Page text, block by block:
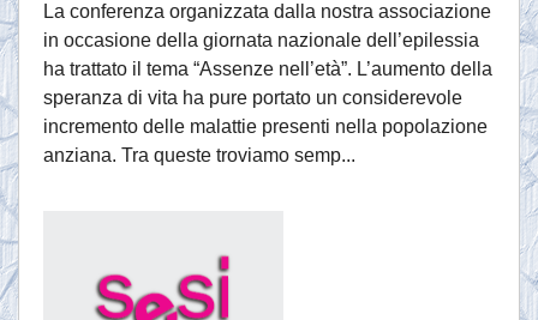
La conferenza organizzata dalla nostra associazione
in occasione della giornata nazionale dell’epilessia
ha trattato il tema “Assenze nell’età”. L’aumento della
speranza di vita ha pure portato un considerevole
incremento delle malattie presenti nella popolazione
anziana. Tra queste troviamo semp...